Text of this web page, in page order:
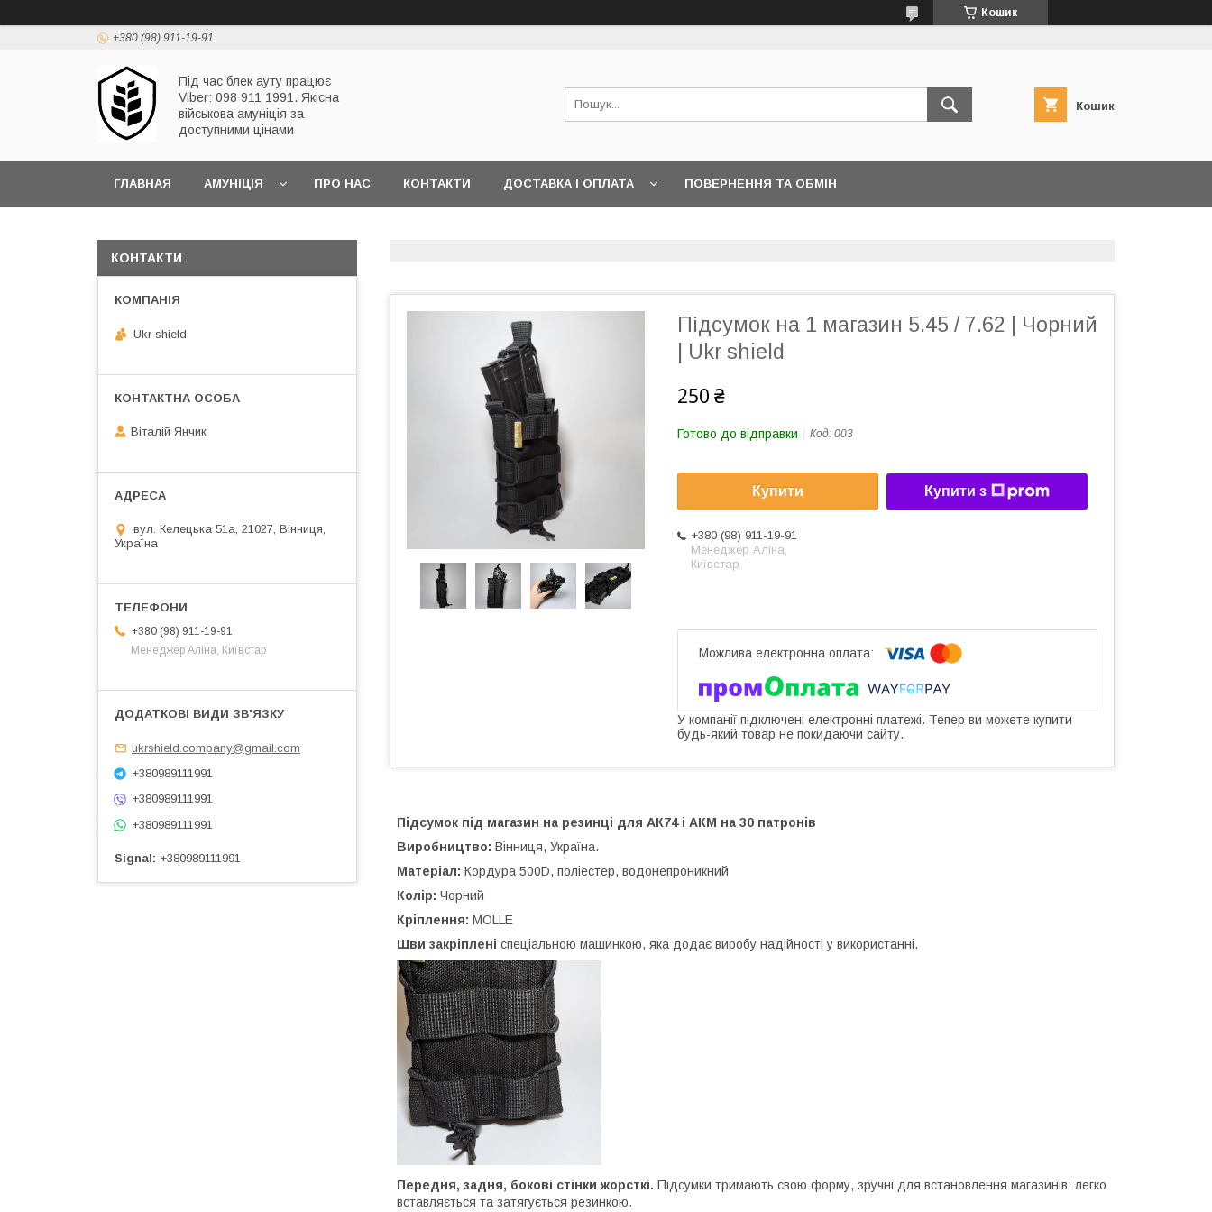
Кошик
+380 (98) 911-19-91
Під час блек ауту працює
Viber: 098 911 1991. Якісна
військова амуніція за
доступними цінами
Кошик
ГЛАВНАЯ АМУНІЦІЯ ПРО НАС КОНТАКТИ ДОСТАВКА І ОПЛАТА ПОВЕРНЕННЯ ТА ОБМІН
Підсумок на 1 магазин 5.45 / 7.62 | Чорний
| Ukr shield
250 ₴
Готово до відправки Код: 003
Купити Купити з
+380 (98) 911-19-91
Менеджер Аліна,
Київстар
У компанії підключені електронні платежі. Тепер ви можете купити
будь-який товар не покидаючи сайту.
Підсумок під магазин на резинці для АК74 і АКМ на 30 патронів
Виробництво: Вінниця, Україна.
Матеріал: Кордура 500D, поліестер, водонепроникний
Колір: Чорний
Кріплення: MOLLE
Шви закріплені спеціальною машинкою, яка додає виробу надійності у використанні.
Передня, задня, бокові стінки жорсткі. Підсумки тримають свою форму, зручні для встановлення магазинів: легко
вставляється та затягується резинкою.
КОНТАКТИ
Ukr shield
Віталій Янчик
вул. Келецька 51а, 21027, Вінниця,
Україна
+380 (98) 911-19-91
Менеджер Аліна, Київстар
ukrshield.company@gmail.com
+380989111991
+380989111991
+380989111991
Signal +380989111991